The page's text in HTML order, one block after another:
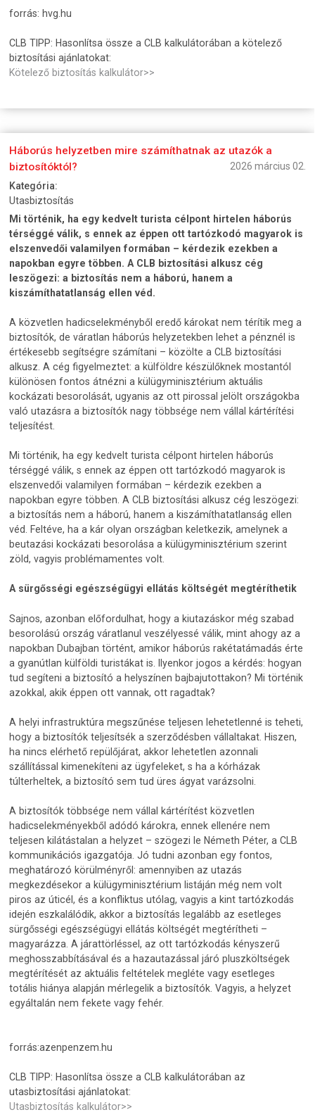
forrás: hvg.hu
CLB TIPP: Hasonlítsa össze a CLB kalkulátorában a kötelező
biztosítási ajánlatokat:
Kötelező biztosítás kalkulátor>>
Háborús helyzetben mire számíthatnak az utazók a
biztosítóktól?
2026 március 02.
Kategória:
Utasbiztosítás
Mi történik, ha egy kedvelt turista célpont hirtelen háborús
térséggé válik, s ennek az éppen ott tartózkodó magyarok is
elszenvedői valamilyen formában – kérdezik ezekben a
napokban egyre többen. A CLB biztosítási alkusz cég
leszögezi: a biztosítás nem a háború, hanem a
kiszámíthatatlanság ellen véd.
A közvetlen hadicselekményből eredő károkat nem térítik meg a
biztosítók, de váratlan háborús helyzetekben lehet a pénznél is
értékesebb segítségre számítani – közölte a CLB biztosítási
alkusz. A cég figyelmeztet: a külföldre készülőknek mostantól
különösen fontos átnézni a külügyminisztérium aktuális
kockázati besorolását, ugyanis az ott pirossal jelölt országokba
való utazásra a biztosítók nagy többsége nem vállal kártérítési
teljesítést.
Mi történik, ha egy kedvelt turista célpont hirtelen háborús
térséggé válik, s ennek az éppen ott tartózkodó magyarok is
elszenvedői valamilyen formában – kérdezik ezekben a
napokban egyre többen. A CLB biztosítási alkusz cég leszögezi:
a biztosítás nem a háború, hanem a kiszámíthatatlanság ellen
véd. Feltéve, ha a kár olyan országban keletkezik, amelynek a
beutazási kockázati besorolása a külügyminisztérium szerint
zöld, vagyis problémamentes volt.
A sürgősségi egészségügyi ellátás költségét megtéríthetik
Sajnos, azonban előfordulhat, hogy a kiutazáskor még szabad
besorolású ország váratlanul veszélyessé válik, mint ahogy az a
napokban Dubajban történt, amikor háborús rakétatámadás érte
a gyanútlan külföldi turistákat is. Ilyenkor jogos a kérdés: hogyan
tud segíteni a biztosító a helyszínen bajbajutottakon? Mi történik
azokkal, akik éppen ott vannak, ott ragadtak?
A helyi infrastruktúra megszűnése teljesen lehetetlenné is teheti,
hogy a biztosítók teljesítsék a szerződésben vállaltakat. Hiszen,
ha nincs elérhető repülőjárat, akkor lehetetlen azonnali
szállítással kimenekíteni az ügyfeleket, s ha a kórházak
túlterheltek, a biztosító sem tud üres ágyat varázsolni.
A biztosítók többsége nem vállal kártérítést közvetlen
hadicselekményekből adódó károkra, ennek ellenére nem
teljesen kilátástalan a helyzet – szögezi le Németh Péter, a CLB
kommunikációs igazgatója. Jó tudni azonban egy fontos,
meghatározó körülményről: amennyiben az utazás
megkezdésekor a külügyminisztérium listáján még nem volt
piros az úticél, és a konfliktus utólag, vagyis a kint tartózkodás
idején eszkalálódik, akkor a biztosítás legalább az esetleges
sürgősségi egészségügyi ellátás költségét megtérítheti –
magyarázza. A járattörléssel, az ott tartózkodás kényszerű
meghosszabbításával és a hazautazással járó pluszköltségek
megtérítését az aktuális feltételek megléte vagy esetleges
totális hiánya alapján mérlegelik a biztosítók. Vagyis, a helyzet
egyáltalán nem fekete vagy fehér.
forrás:azenpenzem.hu
CLB TIPP: Hasonlítsa össze a CLB kalkulátorában az
utasbiztosítási ajánlatokat:
Utasbiztosítás kalkulátor>>